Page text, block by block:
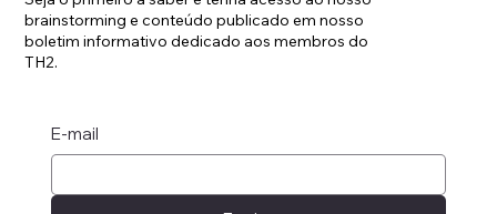
brainstorming e conteúdo publicado em nosso
boletim informativo dedicado aos membros do
TH2.
E-mail